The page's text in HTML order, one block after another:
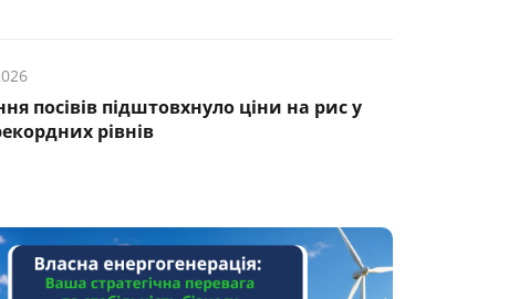
посівів підштовхнуло ціни на рис у
рівнів